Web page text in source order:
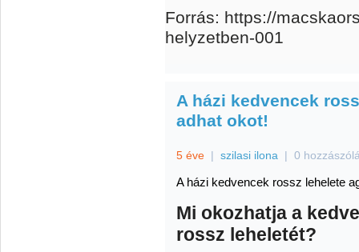
Forrás: https://
helyzetben-001
A házi kedvencek
adhat okot!
5 éve | szilasi ilona | 0
A házi kedvencek rossz lehelete
Mi okozhatja a
rossz leheletét?